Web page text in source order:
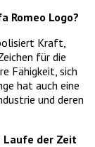
Romeo Logo?
Kraft,
für die
Fähigkeit, sich
hat auch eine
und deren
Laufe der Zeit